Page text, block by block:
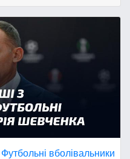
вболівальники